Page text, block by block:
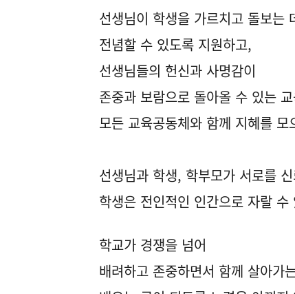
선생님이 학생을 가르치고 돌보는
전념할 수 있도록 지원하고,
선생님들의 헌신과 사명감이
존중과 보람으로 돌아올 수 있는
모든 교육공동체와 함께 지혜를 모
선생님과 학생, 학부모가 서로를
학생은 전인적인 인간으로 자랄 수
학교가 경쟁을 넘어
배려하고 존중하면서 함께 살아가